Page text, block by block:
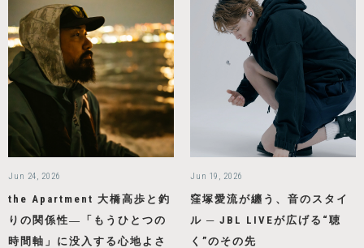
Jun 24, 2026
the Apartment ⼤橋高歩と釣
りの関係性―「もうひとつの
時間軸」に没入する心地よさ
Jun 19, 2026
窪塚愛流が纏う、音のスタイ
ル ─ JBL LIVEが広げる“聴
く”のその先